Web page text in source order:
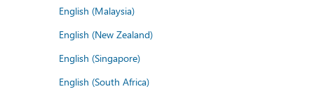
English (Malaysia)
English (New Zealand)
English (Singapore)
English (South Africa)